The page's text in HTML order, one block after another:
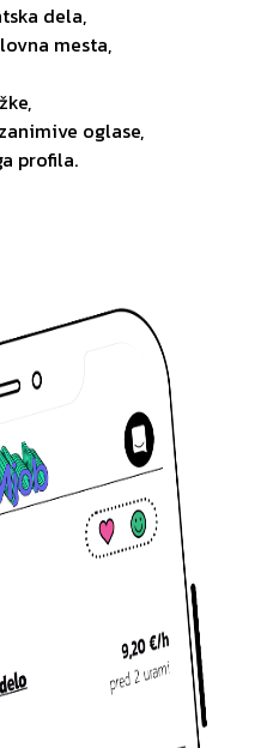
dela,
mesta,
oglase,
profila.